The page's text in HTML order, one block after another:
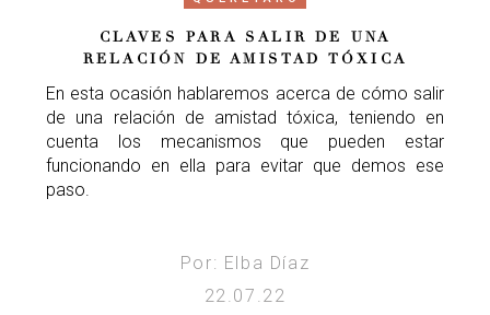
CLAVES PARA SALIR DE UNA
RELACIÓN DE AMISTAD TÓXICA
En esta ocasión hablaremos acerca de cómo salir
de una relación de amistad tóxica, teniendo en
cuenta los mecanismos que pueden estar
funcionando en ella para evitar que demos ese
paso.
Por: Elba Díaz
22.07.22